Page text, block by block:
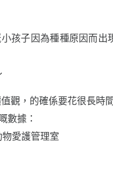
孩子因為種種原因而出
觀，的確係要花很長時
數據：
愛護管理室